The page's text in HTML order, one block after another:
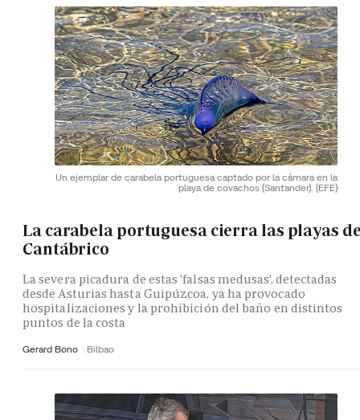
Un ejemplar de carabela portuguesa captado por la cámara en la
playa de covachos (Santander). (EFE)
La carabela portuguesa cierra las playas
Cantábrico
La severa picadura de estas 'falsas medusas', detectadas
desde Asturias hasta Guipúzcoa, ya ha provocado
hospitalizaciones y la prohibición del baño en distintos
puntos de la costa
Gerard Bono Bilbao